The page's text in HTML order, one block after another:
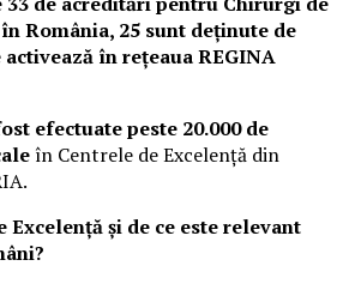
România, 25 sunt deținute de
în rețeaua REGINA
efectuate peste 20.000 de
în Centrele de Excelență din
Excelență și de ce este relevant